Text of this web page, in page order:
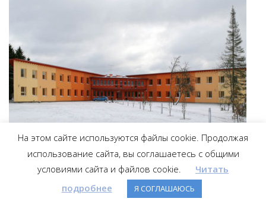
Основная школа Нисси
На этом сайте используются файлы cookie. Продолжая
использование сайта, вы соглашаетесь с общими
условиями сайта и файлов cookie.
Читать
подробнее
Я СОГЛАШАЮСЬ